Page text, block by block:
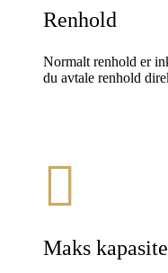
Renhold
Normalt renhold er
du avtale renhold
Maks